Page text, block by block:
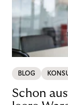
BLOG
Schon